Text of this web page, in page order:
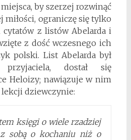
by szerzej rozwinąć
miłości, ograniczę się tylko
z listów Abelarda i
z dość wczesnego ich
polski. List Abelarda był
dostał się
Heloizy; nawiązuje w nim
dziewczynie:
księgi o wiele rzadziej
sobą o kochaniu niż o